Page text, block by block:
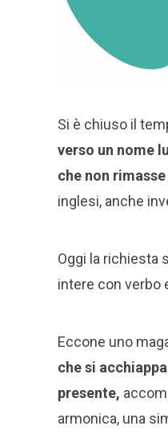
Si è chiuso il
verso un nome
che non
inglesi, anche
Oggi la richiesta
intere con verbo
Eccone uno
che si
presente,
armonica, una